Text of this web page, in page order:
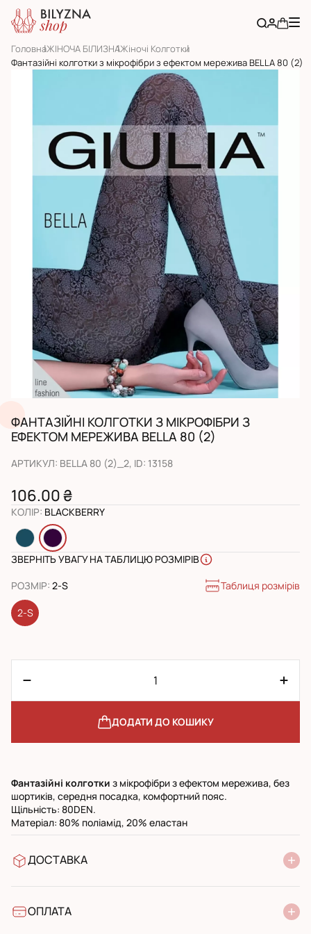
ГоловнаЖІНОЧА БІЛИЗНАЖіночі Колготки
Фантазійні колготки з мікрофібри з ефектом мережива BELLA 80 (2)
ФАНТАЗІЙНІ КОЛГОТКИ З МІКРОФІБРИ З
ЕФЕКТОМ МЕРЕЖИВА BELLA 80 (2)
АРТИКУЛ: BELLA 80 (2)_2, ID: 13158
106.00 ₴
КОЛІР: BLACKBERRY
ЗВЕРНІТЬ УВАГУ НА ТАБЛИЦЮ РОЗМІРІВ
РОЗМІР: 2-S Таблиця розмірів
2-S
ДОДАТИ ДО КОШИКУ
Фантазійні колготки з мікрофібри з ефектом мережива, без
шортиків, середня посадка, комфортний пояс.
Щільність: 80DEN.
Матеріал: 80% поліамід, 20% еластан
ДОСТАВКА
УкрПошта стандарт
ОПЛАТА